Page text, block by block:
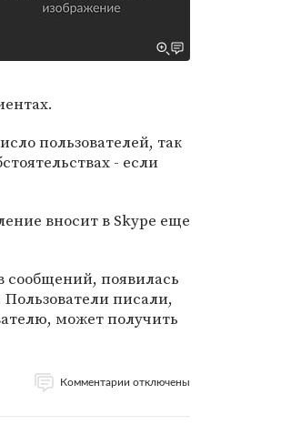
пользователей, так
- если
вносит в Skype еще
сообщений, появилась
писали,
может получить
Комментарии отключены